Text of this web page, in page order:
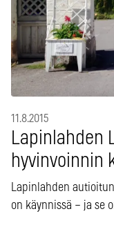
11.8.2015
Lapinlahden
hyvinvoinnin
Lapinlahden
on käynnissä – ja se